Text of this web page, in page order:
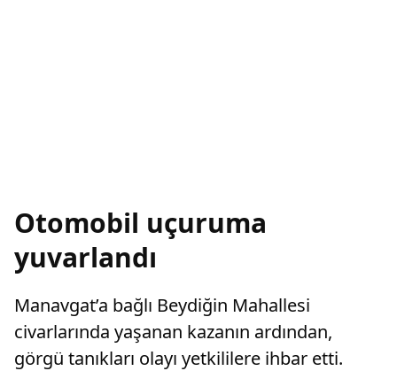
Otomobil uçuruma
yuvarlandı
Manavgat’a bağlı Beydiğin Mahallesi
civarlarında yaşanan kazanın ardından,
görgü tanıkları olayı yetkililere ihbar etti.